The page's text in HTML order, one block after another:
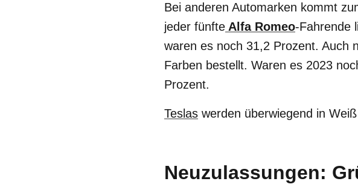
Bei anderen Automarken kommt
jeder fünfte Alfa Romeo-Fahrende
waren es noch 31,2 Prozent. Auch
Farben bestellt. Waren es 2023
Prozent.
Teslas werden überwiegend in
Neuzulassungen: